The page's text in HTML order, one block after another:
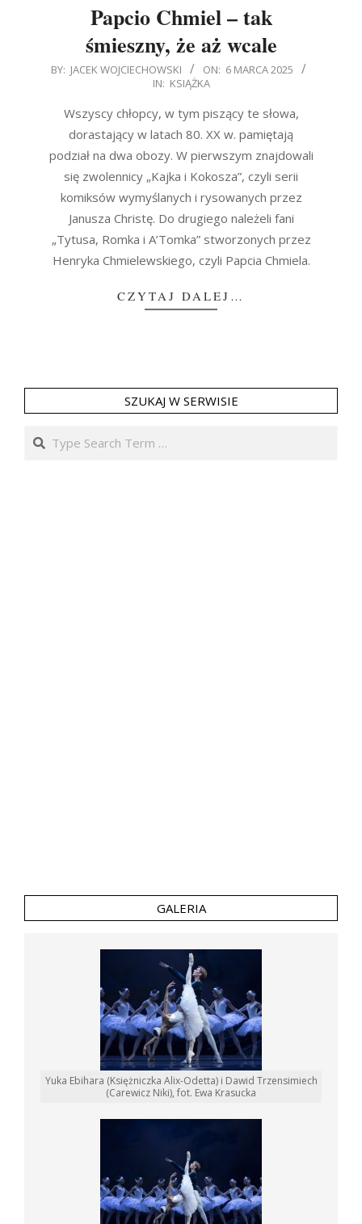
Papcio Chmiel – tak
śmieszny, że aż wcale
2025-
BY: JACEK WOJCIECHOWSKI ON: 6 MARCA 2025
IN: KSIĄŻKA
Wszyscy chłopcy, w tym piszący te słowa,
dorastający w latach 80. XX w. pamiętają
podział na dwa obozy. W pierwszym znajdowali
się zwolennicy „Kajka i Kokosza”, czyli serii
komiksów wymyślanych i rysowanych przez
Janusza Christę. Do drugiego należeli fani
„Tytusa, Romka i A’Tomka” stworzonych przez
Henryka Chmielewskiego, czyli Papcia Chmiela.
CZYTAJ DALEJ…
SZUKAJ W SERWISIE
Search
GALERIA
Yuka Ebihara (Księżniczka Alix-Odetta) i Dawid Trzensimiech
(Carewicz Niki), fot. Ewa Krasucka